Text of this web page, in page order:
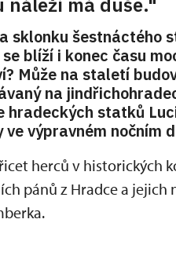
sklonku šestnáctého
blíží i konec času
Může na staletí
na
hradeckých statků
ve výpravném nočním
herců v historických
pánů z Hradce a jejich